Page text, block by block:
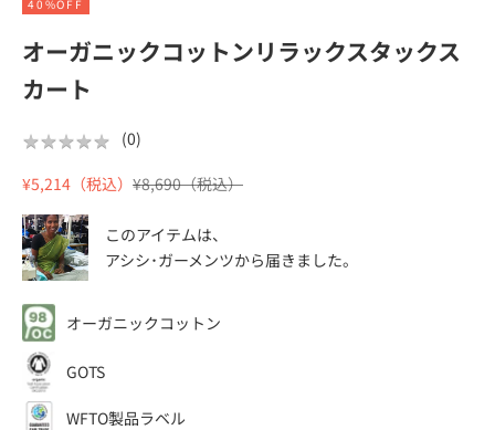
40%OFF
オーガニックコットンリラックスタックス
カート
★★★★★
★★★★★ (0)
セール価格
¥5,214（税込） 通常価格
¥8,690（税込）
このアイテムは、
アシシ･ガーメンツから届きました。
オーガニックコットン
GOTS
WFTO製品ラベル